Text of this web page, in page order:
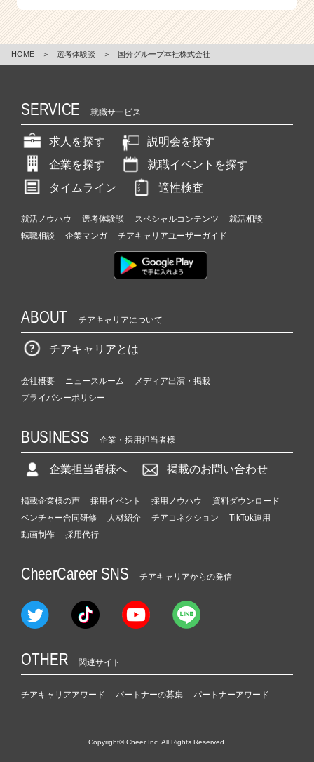
HOME ＞ 選考体験談 ＞ 国分グループ本社株式会社
SERVICE 就職サービス
求人を探す
説明会を探す
企業を探す
就職イベントを探す
タイムライン
適性検査
就活ノウハウ 選考体験談 スペシャルコンテンツ
就活相談
転職相談
企業マンガ チアキャリアユーザーガイド
ABOUT チアキャリアについて
チアキャリアとは
会社概要 ニュースルーム
メディア出演・掲載
プライバシーポリシー
BUSINESS 企業・採用担当者様
企業担当者様へ 掲載のお問い合わせ
掲載企業様の声 採用イベント 採用ノウハウ
資料ダウンロード
ベンチャー合同研修
人材紹介 チアコネクション
TikTok運用
動画制作
採用代行
CheerCareer SNS チアキャリアからの発信
OTHER 関連サイト
チアキャリアアワード パートナーの募集 パートナーアワード
Copyright© Cheer Inc. All Rights Reserved.